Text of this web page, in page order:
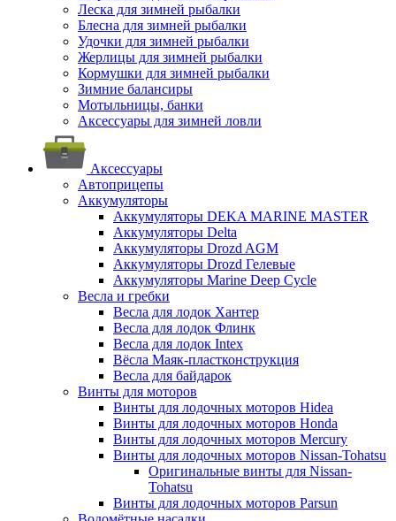
Леска для зимней рыбалки
Блесна для зимней рыбалки
Удочки для зимней рыбалки
Жерлицы для зимней рыбалки
Кормушки для зимней рыбалки
Зимние балансиры
Мотыльницы, банки
Аксессуары для зимней ловли
Аксессуары
Автоприцепы
Аккумуляторы
Аккумуляторы DEKA MARINE MASTER
Аккумуляторы Delta
Аккумуляторы Drozd AGM
Аккумуляторы Drozd Гелевые
Аккумуляторы Marine Deep Cycle
Весла и гребки
Весла для лодок Хантер
Весла для лодок Флинк
Весла для лодок Intex
Вёсла Маяк-пластконструкция
Весла для байдарок
Винты для моторов
Винты для лодочных моторов Hidea
Винты для лодочных моторов Honda
Винты для лодочных моторов Mercury
Винты для лодочных моторов Nissan-Tohatsu
Оригинальные винты для Nissan-
Tohatsu
Винты для лодочных моторов Parsun